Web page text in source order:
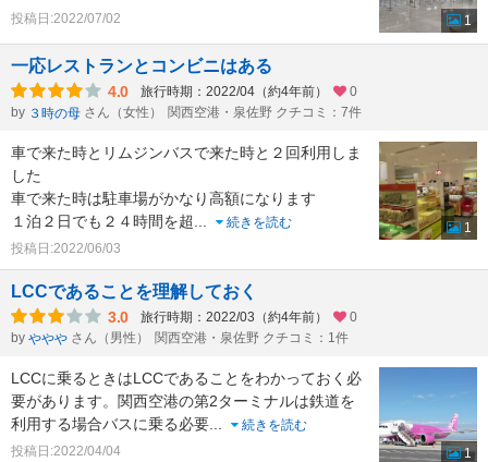
投稿日:2022/07/02
1
一応レストランとコンビニはある
4.0 旅行時期：2022/04（約4年前）
0
by ３時の母 さん（女性） 関西空港・泉佐野 クチコミ：7件
車で来た時とリムジンバスで来た時と２回利用しま
した
車で来た時は駐車場がかなり高額になります
１泊２日でも２４時間を超
続きを読む
投稿日:2022/06/03
1
LCCであることを理解しておく
3.0 旅行時期：2022/03（約4年前）
0
by ややや さん（男性） 関西空港・泉佐野 クチコミ：1件
LCCに乗るときはLCCであることをわかっておく必
要があります。関西空港の第2ターミナルは鉄道を
利用する場合バスに乗る必要
続きを読む
投稿日:2022/04/04
1